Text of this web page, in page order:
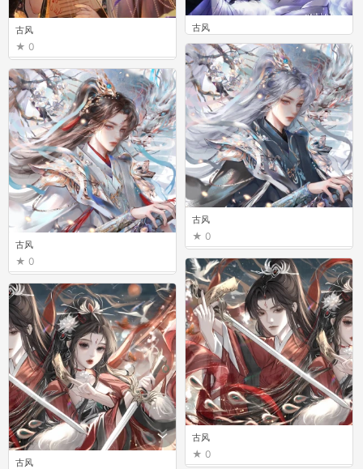
古风
0
古风
古风
0
古风
0
古风
0
古风
0